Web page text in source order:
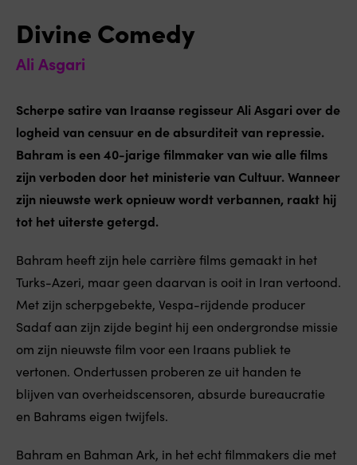
Divine Comedy
Ali Asgari
Scherpe satire van Iraanse regisseur Ali Asgari over de
logheid van censuur en de absurditeit van repressie.
Bahram is een 40-jarige filmmaker van wie alle films
zijn verboden door het ministerie van Cultuur. Wanneer
zijn nieuwste werk opnieuw wordt verbannen, raakt hij
tot het uiterste getergd.
Bahram heeft zijn hele carrière films gemaakt in het
Turks-Azeri, maar geen daarvan is ooit in Iran vertoond.
Met zijn scherpgebekte, Vespa-rijdende producer
Sadaf aan zijn zijde begint hij een ondergrondse missie
om zijn nieuwste film voor een Iraans publiek te
vertonen. Ondertussen proberen ze uit handen te
blijven van overheidscensoren, absurde bureaucratie
en Bahrams eigen twijfels.
Bahram en Bahman Ark, in het echt filmmakers die met